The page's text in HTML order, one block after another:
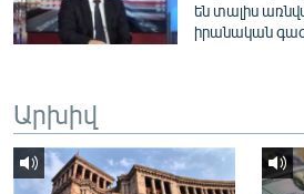
ՓՈԴՔԱՍԹ
English
Русский
են տալիս
իրանական
Արխիվ